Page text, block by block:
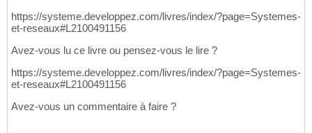
https://systeme.developpez.com/livres/index/?page=Systemes-
et-reseaux#L2100491156
Avez-vous lu ce livre ou pensez-vous le lire ?
https://systeme.developpez.com/livres/index/?page=Systemes-
et-reseaux#L2100491156
Avez-vous un commentaire à faire ?